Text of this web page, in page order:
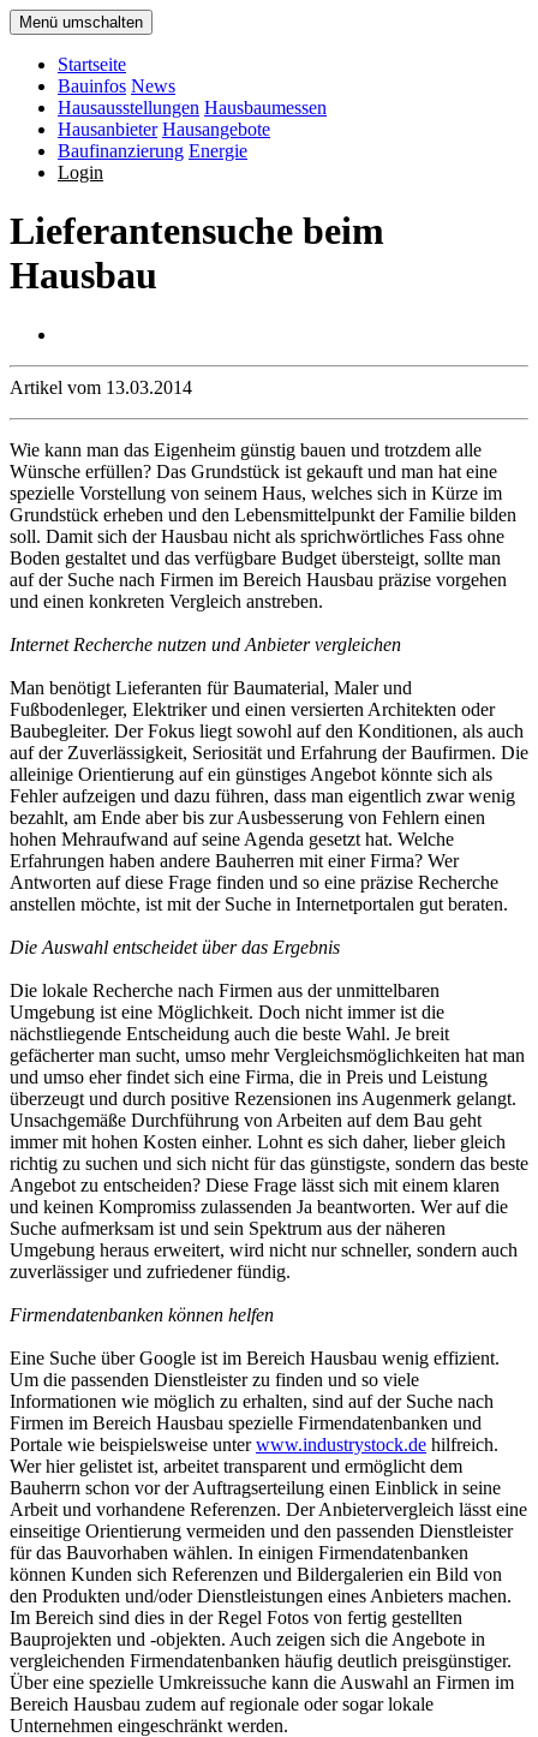
Menü umschalten
Startseite
Bauinfos News
Hausausstellungen Hausbaumessen
Hausanbieter Hausangebote
Baufinanzierung Energie
Login
Lieferantensuche beim
Hausbau
Artikel vom 13.03.2014
Wie kann man das Eigenheim günstig bauen und trotzdem alle
Wünsche erfüllen? Das Grundstück ist gekauft und man hat eine
spezielle Vorstellung von seinem Haus, welches sich in Kürze im
Grundstück erheben und den Lebensmittelpunkt der Familie bilden
soll. Damit sich der Hausbau nicht als sprichwörtliches Fass ohne
Boden gestaltet und das verfügbare Budget übersteigt, sollte man
auf der Suche nach Firmen im Bereich Hausbau präzise vorgehen
und einen konkreten Vergleich anstreben.
Internet Recherche nutzen und Anbieter vergleichen
Man benötigt Lieferanten für Baumaterial, Maler und
Fußbodenleger, Elektriker und einen versierten Architekten oder
Baubegleiter. Der Fokus liegt sowohl auf den Konditionen, als auch
auf der Zuverlässigkeit, Seriosität und Erfahrung der Baufirmen. Die
alleinige Orientierung auf ein günstiges Angebot könnte sich als
Fehler aufzeigen und dazu führen, dass man eigentlich zwar wenig
bezahlt, am Ende aber bis zur Ausbesserung von Fehlern einen
hohen Mehraufwand auf seine Agenda gesetzt hat. Welche
Erfahrungen haben andere Bauherren mit einer Firma? Wer
Antworten auf diese Frage finden und so eine präzise Recherche
anstellen möchte, ist mit der Suche in Internetportalen gut beraten.
Die Auswahl entscheidet über das Ergebnis
Die lokale Recherche nach Firmen aus der unmittelbaren
Umgebung ist eine Möglichkeit. Doch nicht immer ist die
nächstliegende Entscheidung auch die beste Wahl. Je breit
gefächerter man sucht, umso mehr Vergleichsmöglichkeiten hat man
und umso eher findet sich eine Firma, die in Preis und Leistung
überzeugt und durch positive Rezensionen ins Augenmerk gelangt.
Unsachgemäße Durchführung von Arbeiten auf dem Bau geht
immer mit hohen Kosten einher. Lohnt es sich daher, lieber gleich
richtig zu suchen und sich nicht für das günstigste, sondern das beste
Angebot zu entscheiden? Diese Frage lässt sich mit einem klaren
und keinen Kompromiss zulassenden Ja beantworten. Wer auf die
Suche aufmerksam ist und sein Spektrum aus der näheren
Umgebung heraus erweitert, wird nicht nur schneller, sondern auch
zuverlässiger und zufriedener fündig.
Firmendatenbanken können helfen
Eine Suche über Google ist im Bereich Hausbau wenig effizient.
Um die passenden Dienstleister zu finden und so viele
Informationen wie möglich zu erhalten, sind auf der Suche nach
Firmen im Bereich Hausbau spezielle Firmendatenbanken und
Portale wie beispielsweise unterwww.industrystock.de hilfreich.
Wer hier gelistet ist, arbeitet transparent und ermöglicht dem
Bauherrn schon vor der Auftragserteilung einen Einblick in seine
Arbeit und vorhandene Referenzen. Der Anbietervergleich lässt eine
einseitige Orientierung vermeiden und den passenden Dienstleister
für das Bauvorhaben wählen. In einigen Firmendatenbanken
können Kunden sich Referenzen und Bildergalerien ein Bild von
den Produkten und/oder Dienstleistungen eines Anbieters machen.
Im Bereich sind dies in der Regel Fotos von fertig gestellten
Bauprojekten und -objekten. Auch zeigen sich die Angebote in
vergleichenden Firmendatenbanken häufig deutlich preisgünstiger.
Über eine spezielle Umkreissuche kann die Auswahl an Firmen im
Bereich Hausbau zudem auf regionale oder sogar lokale
Unternehmen eingeschränkt werden.